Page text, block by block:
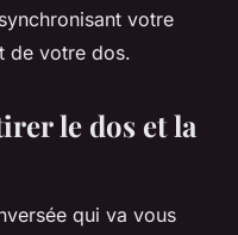
votre
de votre dos.
le dos et la
qui va vous